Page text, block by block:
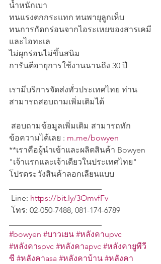
น้ำหนักเบา
ทนแรงตกกระแทก ทนพายุลูกเห็บ
ทนการกัดกร่อนจากไอระเหยของสารเคมี
และไอทะเล
ไม่ผุกร่อนไม่ขึ้นสนิม
การันตีอายุการใช้งานนานถึง 30 ปี
เรามีบริการจัดส่งทั่วประเทศไทย ท่าน
สามารถสอบถามเพิ่มเติมได้
ข้อความได้เลย : m.me/bowyen
**เราคือผู้นำเข้าและผลิตสินค้า Bowyen
"เจ้าแรกและเจ้าเดียวในประเทศไทย"
โปรดระวังสินค้าลอกเลียนแบบ
Line: https://bit.ly/3OmvfFv
โทร: 02-050-7488, 081-174-6789
#bowyen #บาวเยน #หลังคาupvc
#หลังคาspvc #หลังคาapvc #หลังคายูพีวี
ซี #หลังคาasa #หลังคาบ้าน #หลังคา